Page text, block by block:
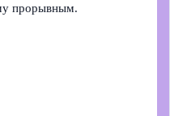
прорывным.